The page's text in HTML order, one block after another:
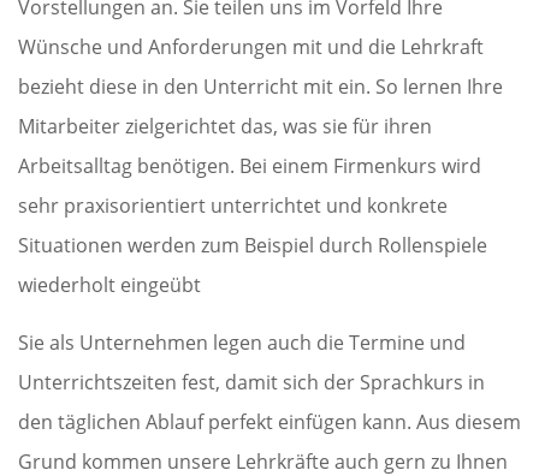
Vorstellungen an. Sie teilen uns im Vorfeld Ihre
Wünsche und Anforderungen mit und die Lehrkraft
bezieht diese in den Unterricht mit ein. So lernen Ihre
Mitarbeiter zielgerichtet das, was sie für ihren
Arbeitsalltag benötigen. Bei einem Firmenkurs wird
sehr praxisorientiert unterrichtet und konkrete
Situationen werden zum Beispiel durch Rollenspiele
wiederholt eingeübt
Sie als Unternehmen legen auch die Termine und
Unterrichtszeiten fest, damit sich der Sprachkurs in
den täglichen Ablauf perfekt einfügen kann. Aus diesem
Grund kommen unsere Lehrkräfte auch gern zu Ihnen